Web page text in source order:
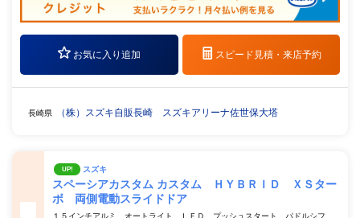
お気に入り追加 スピード見積・ 来店予約
長崎県 （株）スズキ自販長崎 スズキアリーナ佐世保大塔
UP! スズキ
スペーシアカスタム カスタム ＨＹＢＲＩＤ ＸＳター
ボ 両側電動スライドドア
１５インチアルミ オートライト ＬＥＤ プッシュスタート パドルシフ